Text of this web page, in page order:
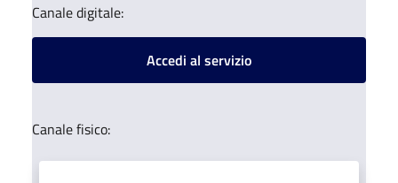
Canale digitale:
Accedi al servizio
Canale fisico: